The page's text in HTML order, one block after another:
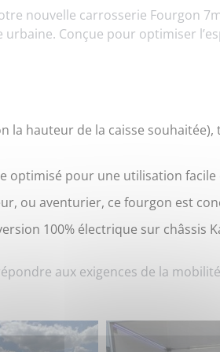
nouvelle carrosserie Fourgon
Conçue pour optimiser
la hauteur de la caisse
optimisé pour une utilisation facile
ou aventurier, ce fourgon est
100% électrique sur châssis
aux exigences de la